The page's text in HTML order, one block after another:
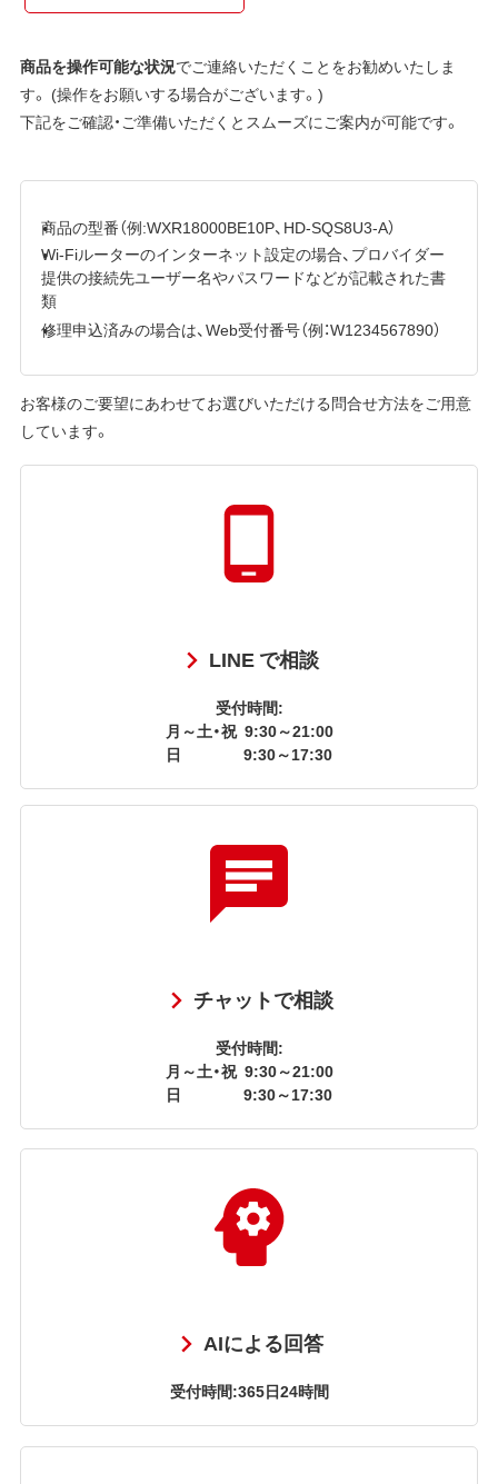
商品を操作可能な状況でご連絡いただくことをお勧めいたしま
す。 (操作をお願いする場合がございます。)
下記をご確認・ご準備いただくとスムーズにご案内が可能です。
商品の型番（例:WXR18000BE10P、HD-SQS8U3-A）
Wi-Fiルーターのインターネット設定の場合、プロバイダー
提供の接続先ユーザー名やパスワードなどが記載された書
類
修理申込済みの場合は、Web受付番号（例：W1234567890）
お客様のご要望にあわせてお選びいただける問合せ方法をご用意
しています。
LINE で相談
受付時間:
月～土・祝 9:30～21:00
日
9:30～17:30
チャットで相談
受付時間:
月～土・祝 9:30～21:00
日
9:30～17:30
AIによる回答
受付時間:365日24時間